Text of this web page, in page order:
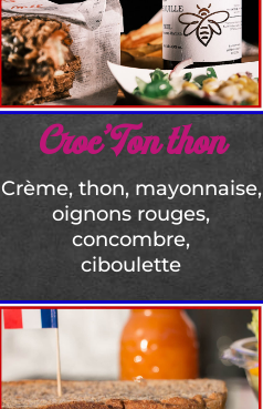
Croc’Ton thon
Crème, thon, mayonnaise,
oignons rouges,
concombre,
ciboulette